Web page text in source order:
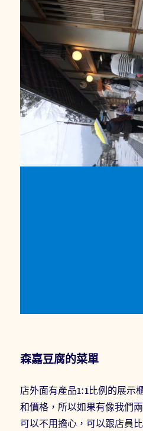
森嘉豆腐的菜單
店外面有產品1:1比例的展示
和價格，所以如果有像我們
可以不用擔心，可以跟店員